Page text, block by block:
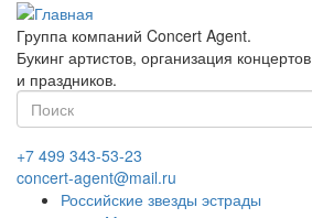
Перейти
основному
содержанию
Группа компаний Concert Agent.
Букинг артистов, организация концертов
и праздников.
Форма
поиска
+7 499 343-53-23
concert-agent@mail.ru
Российские звезды эстрады